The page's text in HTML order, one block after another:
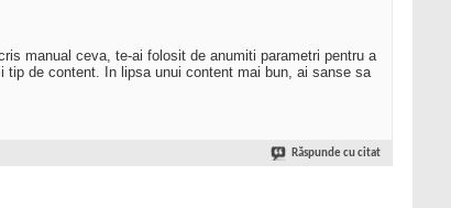
manual ceva, te-ai folosit de anumiti parametri pentru a
de content. In lipsa unui content mai bun, ai sanse sa
Răspunde cu citat